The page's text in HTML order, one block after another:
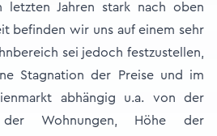
Jahren stark nach oben
befinden wir uns auf einem sehr
sei jedoch festzustellen,
Stagnation der Preise und im
abhängig u.a. von der
der Wohnungen, Höhe der